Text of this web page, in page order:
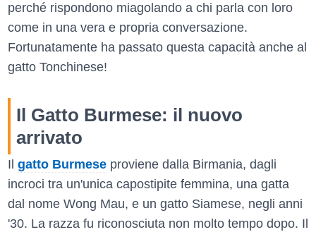
perché rispondono miagolando a chi parla con loro
come in una vera e propria conversazione.
Fortunatamente ha passato questa capacità anche al
gatto Tonchinese!
Il Gatto Burmese: il nuovo
arrivato
Il gatto Burmese proviene dalla Birmania, dagli
incroci tra un'unica capostipite femmina, una gatta
dal nome Wong Mau, e un gatto Siamese, negli anni
'30. La razza fu riconosciuta non molto tempo dopo. Il